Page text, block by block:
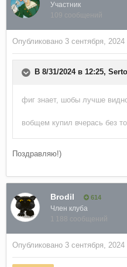
Участник
109 сообщений
Опубликовано 3 сентября, 2024
В 8/31/2024 в 12:25,
фиг знает, шобы лучше
вобщем купил вчерась без
Поздравляю!)
Brodil 614
Член клуба
1 188 сообщений
Опубликовано 3 сентября, 2024